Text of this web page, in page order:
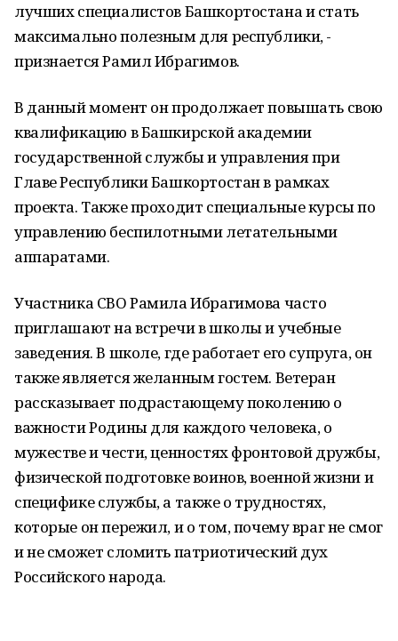
лучших специалистов Башкортостана и стать
максимально полезным для республики, -
признается Рамил Ибрагимов.
В данный момент он продолжает повышать свою
квалификацию в Башкирской академии
государственной службы и управления при
Главе Республики Башкортостан в рамках
проекта. Также проходит специальные курсы по
управлению беспилотными летательными
аппаратами.
Участника СВО Рамила Ибрагимова часто
приглашают на встречи в школы и учебные
заведения. В школе, где работает его супруга, он
также является желанным гостем. Ветеран
рассказывает подрастающему поколению о
важности Родины для каждого человека, о
мужестве и чести, ценностях фронтовой дружбы,
физической подготовке воинов, военной жизни и
специфике службы, а также о трудностях,
которые он пережил, и о том, почему враг не смог
и не сможет сломить патриотический дух
Российского народа.